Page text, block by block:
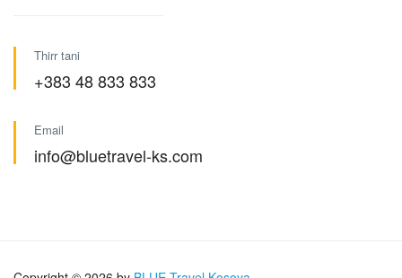
Thirr tani
+383 48 833 833
Email
info@bluetravel-ks.com